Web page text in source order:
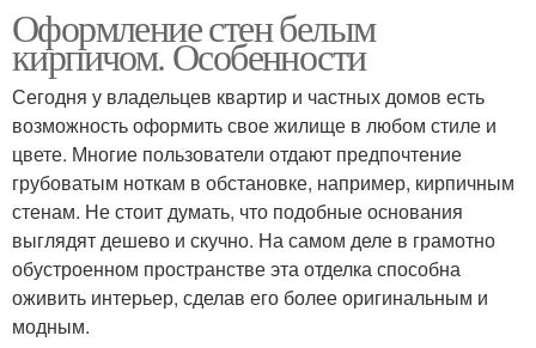
Оформление стен белым
кирпичом. Особенности
Сегодня у владельцев квартир и частных домов есть
возможность оформить свое жилище в любом стиле и
цвете. Многие пользователи отдают предпочтение
грубоватым ноткам в обстановке, например, кирпичным
стенам. Не стоит думать, что подобные основания
выглядят дешево и скучно. На самом деле в грамотно
обустроенном пространстве эта отделка способна
оживить интерьер, сделав его более оригинальным и
модным.